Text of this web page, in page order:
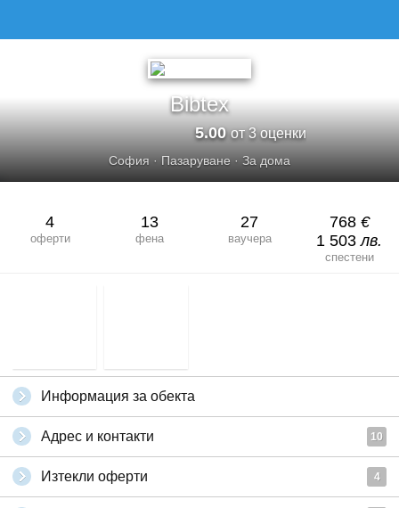
Bibtex
5.00от 3 оценки
София · Пазаруване · За дома
4
оферти
13
фена
27
ваучера
768 €
1 503лв.
спестени
Информация за обекта
Адрес и контакти 10
Изтекли оферти 4